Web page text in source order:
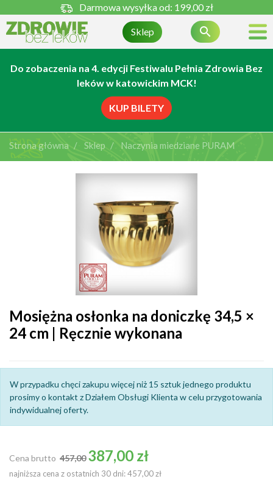
Darmowa wysyłka od: 199,00 zł
Sklep 
Do zobaczenia na 4. edycji Festiwalu Pełnia Zdrowia Bez
leków w katowickim MCK!
KUP BILETY
Strona główna Sklep Naczynia miedziane PURAM
Mosiężna osłonka na doniczkę 34,5 ×
24 cm | Ręcznie wykonana
W przypadku chęci zakupu więcej niż 15 sztuk jednego produktu
prosimy o kontakt z Działem Obsługi Klienta w celu przygotowania
indywidualnej oferty.
Cena brutto
Cena podstawowa
457,00 387,00 zł
najniższa cena z ostatnich 30 dni: 457,00 zł